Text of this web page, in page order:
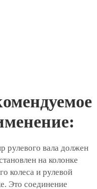
рулевого вала должен
на колонке
колеса и рулевой
Это соединение